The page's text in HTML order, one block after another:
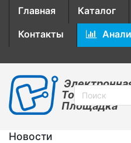
Главная Каталог
Контакты
Торговая
Площадка
Новости